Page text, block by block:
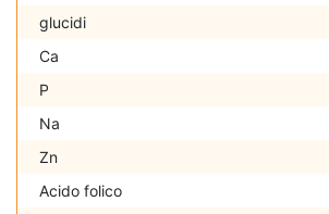
glucidi
Ca
P
Na
Zn
Acido folico